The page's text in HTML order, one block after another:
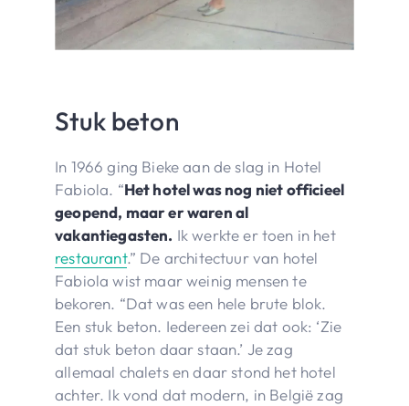
Stuk beton
In 1966 ging Bieke aan de slag in Hotel
Fabiola. “Het hotel was nog niet officieel
geopend, maar er waren al
vakantiegasten. Ik werkte er toen in het
restaurant.” De architectuur van hotel
Fabiola wist maar weinig mensen te
bekoren. “Dat was een hele brute blok.
Een stuk beton. Iedereen zei dat ook: ‘Zie
dat stuk beton daar staan.’ Je zag
allemaal chalets en daar stond het hotel
achter. Ik vond dat modern, in België zag